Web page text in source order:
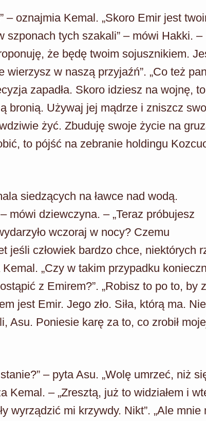
– oznajmia Kemal. „Skoro Emir jest
tych szakali” – mówi Hakki. –
że będę twoim sojusznikiem.
w naszą przyjaźń”. „Co też pan
zapadła. Skoro idziesz na wojnę, to
bronią. Używaj jej mądrze i zniszcz
żyć. Zbuduję swoje życie na
to pójść na zebranie holdingu
siedzących na ławce nad wodą.
mówi dziewczyna. – „Teraz próbujesz
wczoraj w nocy? Czemu
jeśli człowiek bardzo chce, niektórych
„Czy w takim przypadku
z Emirem?”. „Robisz to po to, by
jest Emir. Jego zło. Siła, którą ma. Nie
Asu. Poniesie karę za to, co zrobił
– pyta Asu. „Wolę umrzeć, niż
Kemal. – „Zresztą, już to widziałem i
wyrządzić mi krzywdy. Nikt”. „Ale mnie